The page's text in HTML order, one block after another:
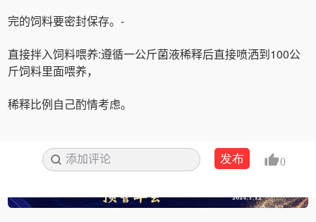
完的饲料要密封保存。-
直接拌入饲料喂养:遵循一公斤菌液稀释后直接喷洒到100公
斤饲料里面喂养，
稀释比例自己酌情考虑。
添加评论 搜索发布 0